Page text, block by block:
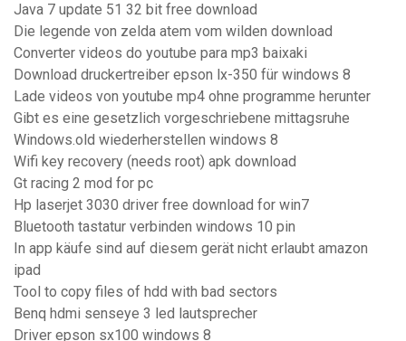
Java 7 update 51 32 bit free download
Die legende von zelda atem vom wilden download
Converter videos do youtube para mp3 baixaki
Download druckertreiber epson lx-350 für windows 8
Lade videos von youtube mp4 ohne programme herunter
Gibt es eine gesetzlich vorgeschriebene mittagsruhe
Windows.old wiederherstellen windows 8
Wifi key recovery (needs root) apk download
Gt racing 2 mod for pc
Hp laserjet 3030 driver free download for win7
Bluetooth tastatur verbinden windows 10 pin
In app käufe sind auf diesem gerät nicht erlaubt amazon
ipad
Tool to copy files of hdd with bad sectors
Benq hdmi senseye 3 led lautsprecher
Driver epson sx100 windows 8